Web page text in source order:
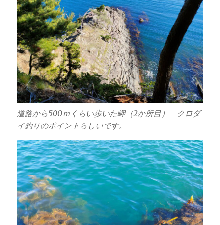
道路から500ｍくらい歩いた岬（2か所目） クロダ
イ釣りのポイントらしいです。